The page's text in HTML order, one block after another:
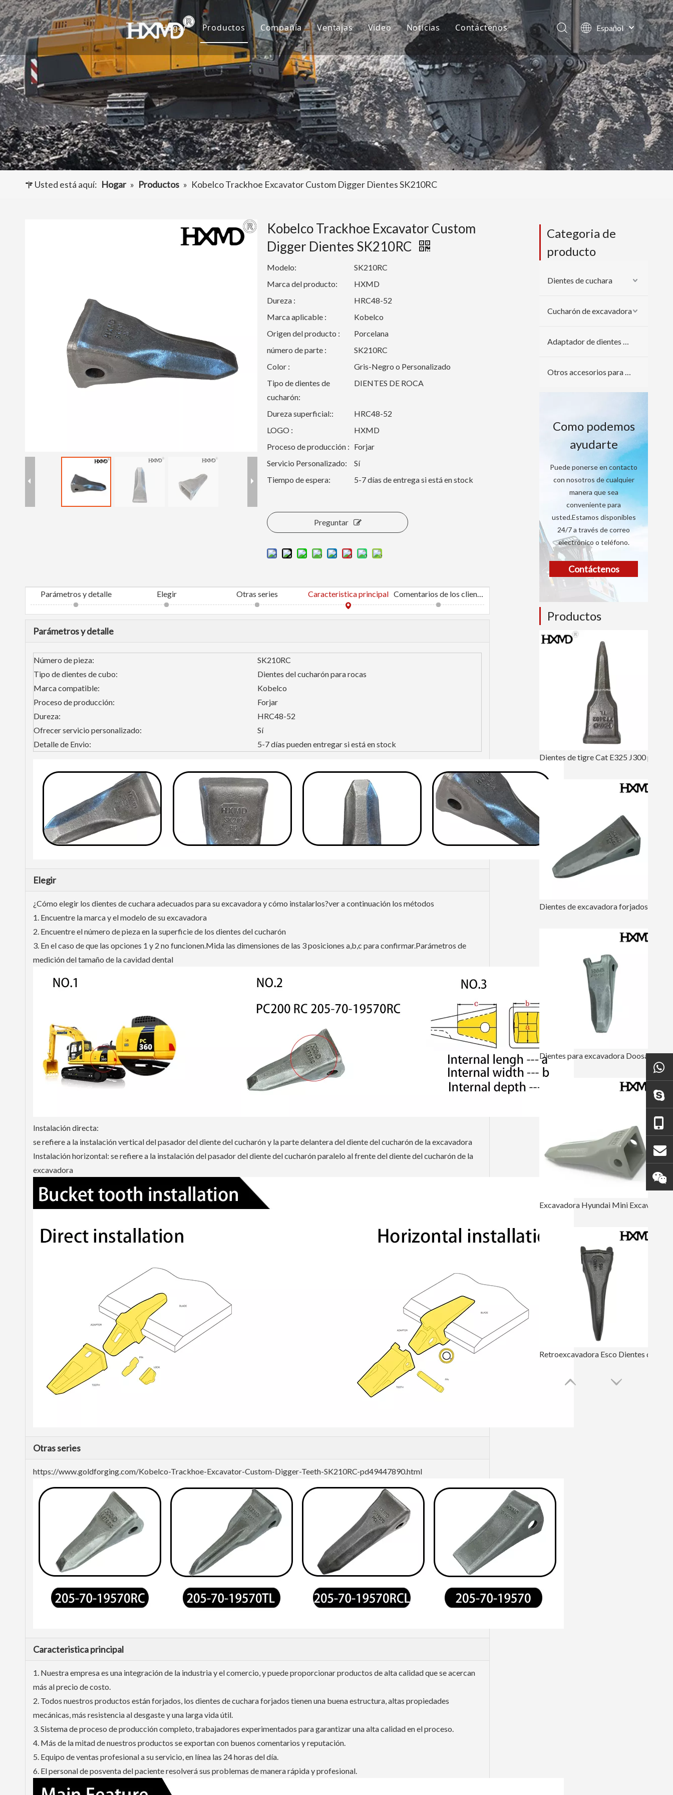
Hogar Productos
Dientes de cubo
Cubo de excavadora
Adaptador de dientes de cubo
Otros accesorios para excavadoras
Compañía
Sobre nosotros
Cultura
Preguntas más frecuentes
Ventajas
I+D
Producción
Servicio
Video Noticias
Noticias de la compañía
Proyectos
Contáctenos
Español
English
العربية
Français
Pусский
Português
Usted está aquí: Hogar » Productos » Kobelco Trackhoe Excavator Custom Digger Dientes SK210RC
Kobelco Trackhoe Excavator Custom
Digger Dientes SK210RC
Modelo:
SK210RC
Marca del producto:
HXMD
Dureza :
HRC48-52
Marca aplicable :
Kobelco
Origen del producto :
Porcelana
número de parte :
SK210RC
Color :
Gris-Negro o Personalizado
Tipo de dientes de
cucharón:
DIENTES DE ROCA
Dureza superficial::
HRC48-52
LOGO :
HXMD
Proceso de producción : Forjar
Servicio Personalizado:
Sí
Tiempo de espera:
5-7 días de entrega si está en stock
Preguntar
Parámetros y detalle Elegir Otras series Caracteristica principal Comentarios de los clientes
Parámetros y detalle
Número de pieza:
SK210RC
Tipo de dientes de cubo:
Dientes del cucharón para rocas
Marca compatible:
Kobelco
Proceso de producción:
Forjar
Dureza:
HRC48-52
Ofrecer servicio personalizado:
Sí
Detalle de Envio:
5-7 días pueden entregar si está en stock
Elegir
¿Cómo elegir los dientes de cuchara adecuados para su excavadora y cómo instalarlos?ver a continuación los métodos
1. Encuentre la marca y el modelo de su excavadora
2. Encuentre el número de pieza en la superficie de los dientes del cucharón
3. En el caso de que las opciones 1 y 2 no funcionen.Mida las dimensiones de las 3 posiciones a,b,c para confirmar.Parámetros de
medición del tamaño de la cavidad dental
Instalación directa:
se refiere a la instalación vertical del pasador del diente del cucharón y la parte delantera del diente del cucharón de la excavadora
Instalación horizontal: se refiere a la instalación del pasador del diente del cucharón paralelo al frente del diente del cucharón de la
excavadora
Otras series
https://www.goldforging.com/Kobelco-Trackhoe-Excavator-Custom-Digger-Teeth-SK210RC-pd49447890.html
Caracteristica principal
1. Nuestra empresa es una integración de la industria y el comercio, y puede proporcionar productos de alta calidad que se acercan
más al precio de costo.
2. Todos nuestros productos están forjados, los dientes de cuchara forjados tienen una buena estructura, altas propiedades
mecánicas, más resistencia al desgaste y una larga vida útil.
3. Sistema de proceso de producción completo, trabajadores experimentados para garantizar una alta calidad en el proceso.
4. Más de la mitad de nuestros productos se exportan con buenos comentarios y reputación.
5. Equipo de ventas profesional a su servicio, en línea las 24 horas del día.
6. El personal de posventa del paciente resolverá sus problemas de manera rápida y profesional.
Categoria de
producto
Dientes de cuchara
Cucharón de excavadora
Adaptador de dientes de cuchara
Otros accesorios para excavadoras
Como podemos
ayudarte
Puede ponerse en contacto
con nosotros de cualquier
manera que sea
conveniente para
usted.Estamos disponibles
24/7 a través de correo
electrónico o teléfono.
Contáctenos
Productos
Dientes para excavadora Doosan DH220 2713-1217RC